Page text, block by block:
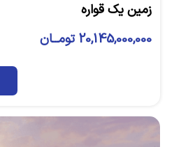
زمین یک قواره
20,145,000,000 تومــان